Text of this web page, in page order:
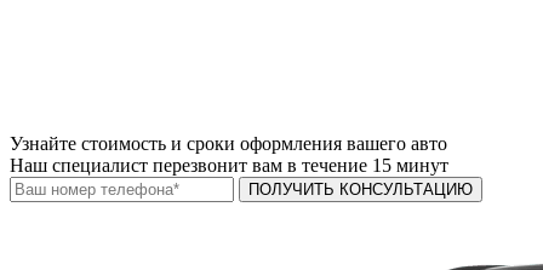
Узнайте стоимость и сроки оформления вашего авто
Наш специалист перезвонит вам в течение 15 минут
ПОЛУЧИТЬ КОНСУЛЬТАЦИЮ